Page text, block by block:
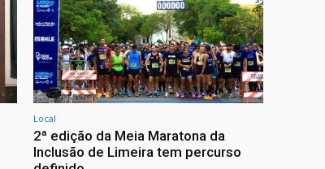
Local
2ª edição da Meia Maratona da
Inclusão de Limeira tem percurso